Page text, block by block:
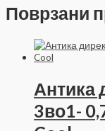
Поврзани
Антика
3во1-